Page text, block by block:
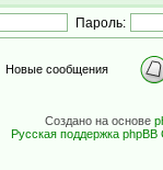
Пароль:
Новые сообщения
Создано на основе
Русская поддержка phpBB